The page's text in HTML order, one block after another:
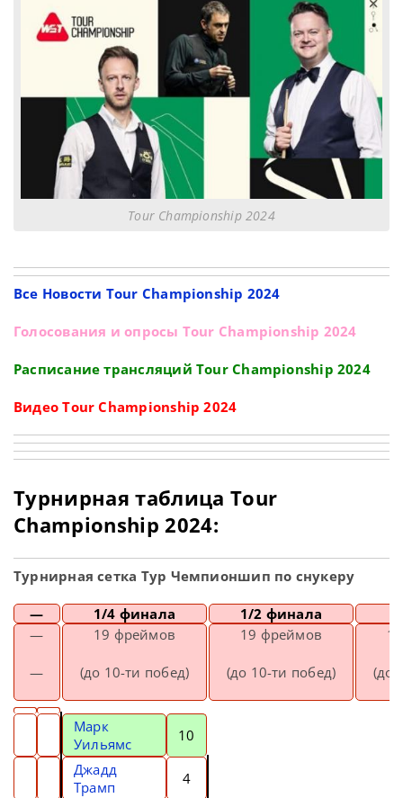
Tour Championship 2024
Все Новости Tour Championship 2024
Голосования и опросы Tour Championship 2024
Расписание трансляций Tour Championship 2024
Видео Tour Championship 2024
Турнирная таблица Tour
Championship 2024:
Турнирная сетка Тур Чемпионшип по снукеру
— 1/4 финала
1/2 финала
—
—
19 фреймов
(до 10-ти побед)
19 фреймов
(до 10-ти побед) (до
Марк
Уильямс
10
Джадд
Трамп
4